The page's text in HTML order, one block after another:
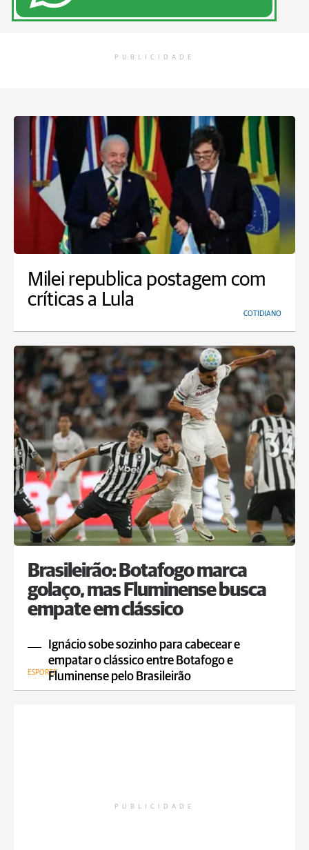
PUBLICIDADE
Milei republica postagem com
críticas a Lula
COTIDIANO
Brasileirão: Botafogo marca
golaço, mas Fluminense busca
empate em clássico
Ignácio sobe sozinho para cabecear e
empatar o clássico entre Botafogo e
Fluminense pelo Brasileirão
ESPORTE
PUBLICIDADE